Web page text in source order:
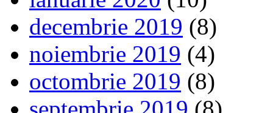
decembrie 2019 (8)
noiembrie 2019 (4)
octombrie 2019 (8)